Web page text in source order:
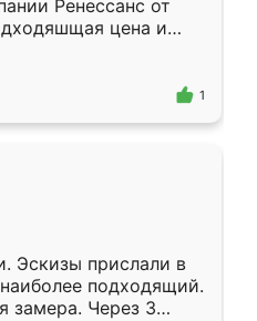
Ренессанс от
цена и
Приехавший
Владислав
самый
1
Эскизы прислали в
подходящий.
замера. Через 3